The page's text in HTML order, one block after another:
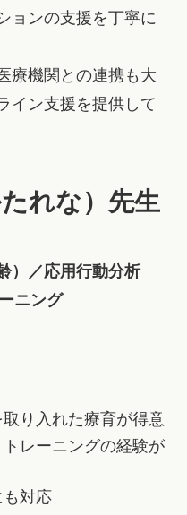
ョンの支援を丁寧に
療機関との連携も大
イン支援を提供して
れな）先生
）／応用行動分析
ニング
り入れた療育が得意
レーニングの経験が
対応